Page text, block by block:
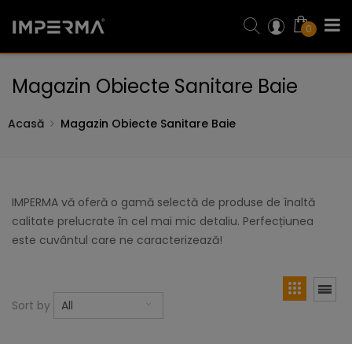
0
Magazin Obiecte Sanitare Baie
Acasă Magazin Obiecte Sanitare Baie
IMPERMA vă oferă o gamă selectă de produse de înaltă
calitate prelucrate în cel mai mic detaliu. Perfecțiunea
este cuvântul care ne caracterizează!
Sort by All